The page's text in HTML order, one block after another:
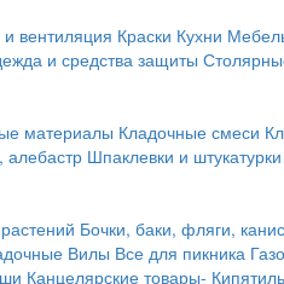
вентиляция Краски Кухни
и средства защиты
материалы Кладочные смеси
алебастр Шпаклевки и штукатурки
Бочки, баки, фляги,
Вилы Все для пикника
Канцелярские товары-